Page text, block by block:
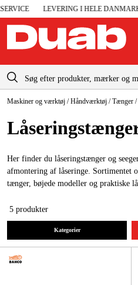
LEVERING I HELE DANMARK
Danmark
Sverige
Suomi
Norge
Deutschland
Elgeneratorer og nødstrøm
Trykluft
Højtryksrensere
Maskiner og værktøj
Garage og værksted
Maskintilbehør og forbrug
info-dk@duab.eu
Maskiner og værktøj /Håndværktøj /Tænger /
Her finder du låseringstænger og
afmontering af låseringe. Sortimentet
tænger, bøjede modeller og praktiske
5 produkter
Kategorier